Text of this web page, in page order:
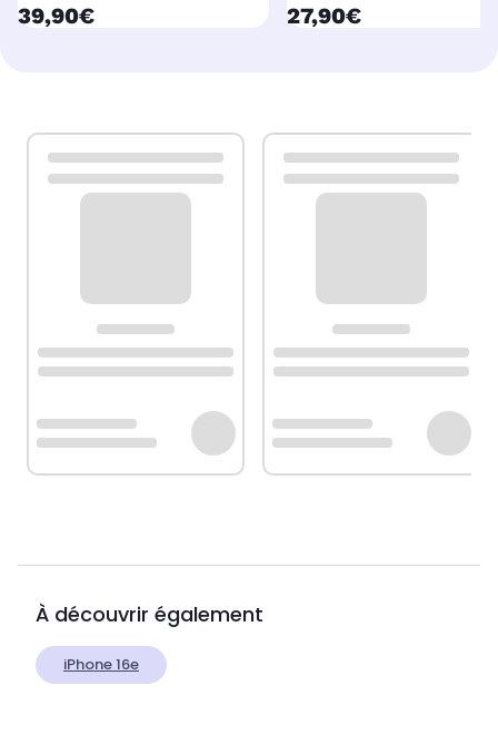
currentPrice
39,90€ currentPrice
27,90€
À découvrir également
iPhone 16e